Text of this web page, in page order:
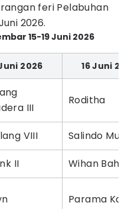
feri Pelabuhan
2026.
15-19 Juni 2026
2026 16 Juni
III
Roditha
VIII Salindo
II Wihan
Parama